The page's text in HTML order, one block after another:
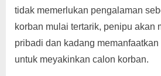
tidak memerlukan pengalaman
korban mulai tertarik, penipu akan
pribadi dan kadang
untuk meyakinkan calon korban.